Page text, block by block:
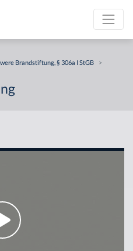
Brandstiftung, § 306a I StGB
>